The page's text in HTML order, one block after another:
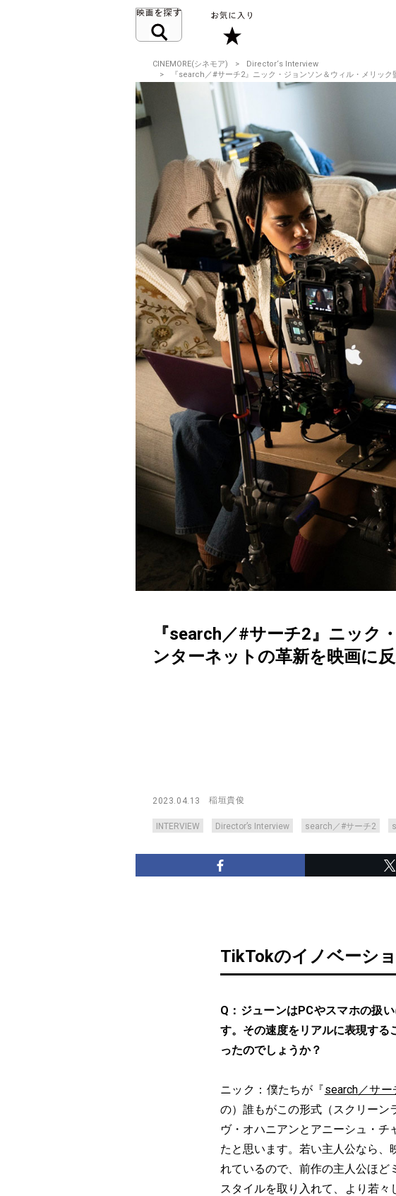
CINEMORE(シネモア)
Director‘s Interview
『search／#サーチ2』ニック・ジョンソン＆ウィル・メリッ
『search／#サーチ2』ニッ
ンターネットの革新を映画に
2023.04.13 稲垣貴俊
INTERVIEW Director’s Interview search／#サーチ2
TikTokのイノベーシ
Q：ジューンはPCやスマホの扱
す。その速度をリアルに表現する
ったのでしょうか？
ニック：僕たちが『search／サー
の）誰もがこの形式（スクリーン
ヴ・オハニアンとアニーシュ・
たと思います。若い主人公なら
れているので、前作の主人公ほど
スタイルを取り入れて、より若々